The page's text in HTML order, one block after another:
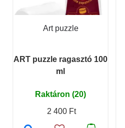
Art puzzle
ART puzzle ragasztó 100
ml
Raktáron (20)
2 400 Ft